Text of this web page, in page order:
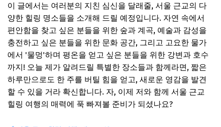
이 글에서는 여러분의 지친 심신을 달래줄, 서울 근교의 다
양한 힐링 명소들을 소개해 드릴 예정입니다. 자연 속에서
편안함을 찾고 싶은 분들을 위한 숲과 계곡, 예술과 감성을
충전하고 싶은 분들을 위한 문화 공간, 그리고 고요한 물가
에서 '물멍'하며 평온을 얻고 싶은 분들을 위한 강변과 호수
까지! 오늘 제가 알려드릴 특별한 장소들과 함께라면, 짧은
하루만으로도 한 주를 버틸 힘을 얻고, 새로운 영감을 발견
할 수 있을 거라 확신합니다. 자, 이제 저와 함께 서울 근교
힐링 여행의 매력에 푹 빠져볼 준비가 되셨나요?